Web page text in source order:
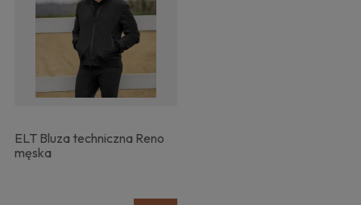
ELT Bluza techniczna Reno
męska